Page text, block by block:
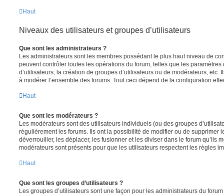
Haut
Niveaux des utilisateurs et groupes d’utilisateurs
Que sont les administrateurs ?
Les administrateurs sont les membres possédant le plus haut niveau de
peuvent contrôler toutes les opérations du forum, telles que les
d’utilisateurs, la création de groupes d’utilisateurs ou de modérateurs, etc.
à modérer l’ensemble des forums. Tout ceci dépend de la configuration
Haut
Que sont les modérateurs ?
Les modérateurs sont des utilisateurs individuels (ou des groupes
régulièrement les forums. Ils ont la possibilité de modifier ou de supprimer
déverrouiller, les déplacer, les fusionner et les diviser dans le forum qu’ils
modérateurs sont présents pour que les utilisateurs respectent les règles
Haut
Que sont les groupes d’utilisateurs ?
Les groupes d’utilisateurs sont une façon pour les administrateurs du